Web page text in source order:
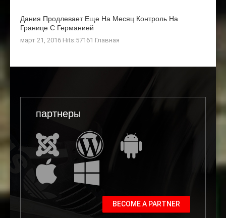
Дания Продлевает Еще На Месяц Контроль На
Границе С Германией
март 21, 2016 Hits:57161 Главная
партнеры
BECOME A PARTNER